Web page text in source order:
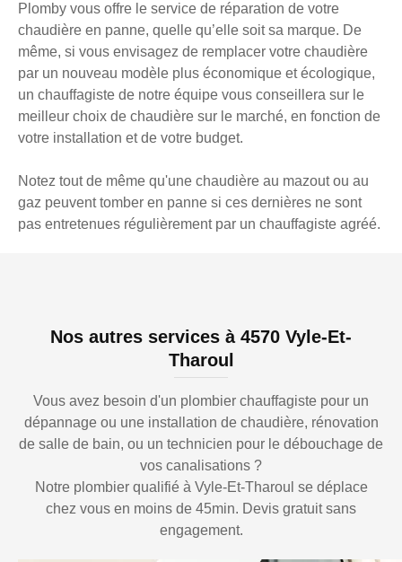
Plomby vous offre le service de réparation de votre
chaudière en panne, quelle qu’elle soit sa marque. De
même, si vous envisagez de remplacer votre chaudière
par un nouveau modèle plus économique et écologique,
un chauffagiste de notre équipe vous conseillera sur le
meilleur choix de chaudière sur le marché, en fonction de
votre installation et de votre budget.
Notez tout de même qu'une chaudière au mazout ou au
gaz peuvent tomber en panne si ces dernières ne sont
pas entretenues régulièrement par un chauffagiste agréé.
Nos autres services à 4570 Vyle-Et-
Tharoul
Vous avez besoin d'un plombier chauffagiste pour un
dépannage ou une installation de chaudière, rénovation
de salle de bain, ou un technicien pour le débouchage de
vos canalisations ?
Notre plombier qualifié à Vyle-Et-Tharoul se déplace
chez vous en moins de 45min. Devis gratuit sans
engagement.